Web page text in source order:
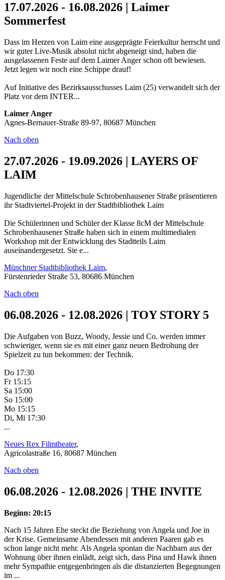
17.07.2026 - 16.08.2026 | Laimer
Sommerfest
Dass im Herzen von Laim eine ausgeprägte Feierkultur herrscht und
wir guter Live-Musik absolut nicht abgeneigt sind, haben die
ausgelassenen Feste auf dem Laimer Anger schon oft bewiesen.
Jetzt legen wir noch eine Schippe drauf!
Auf Initiative des Bezirksausschusses Laim (25) verwandelt sich der
Platz vor dem INTER...
Laimer Anger
Agnes-Bernauer-Straße 89-97, 80687 München
Nach oben
27.07.2026 - 19.09.2026 | LAYERS OF
LAIM
Jugendliche der Mittelschule Schrobenhausener Straße präsentieren
ihr Stadtviertel-Projekt in der Stadtbibliothek Laim
Die Schülerinnen und Schüler der Klasse 8cM der Mittelschule
Schrobenhausener Straße haben sich in einem multimedialen
Workshop mit der Entwicklung des Stadtteils Laim
auseinandergesetzt. Sie e...
Münchner Stadtbibliothek Laim,
Fürstenrieder Straße 53, 80686 München
Nach oben
06.08.2026 - 12.08.2026 | TOY STORY 5
Die Aufgaben von Buzz, Woody, Jessie und Co. werden immer
schwieriger, wenn sie es mit einer ganz neuen Bedrohung der
Spielzeit zu tun bekommen: der Technik.
Do 17:30
Fr 15:15
Sa 15:00
So 15:00
Mo 15:15
Di, Mi 17:30
...
Neues Rex Filmtheater,
Agricolastraße 16, 80687 München
Nach oben
06.08.2026 - 12.08.2026 | THE INVITE
Beginn: 20:15
Nach 15 Jahren Ehe steckt die Beziehung von Angela und Joe in
der Krise. Gemeinsame Abendessen mit anderen Paaren gab es
schon lange nicht mehr. Als Angela spontan die Nachbarn aus der
Wohnung über ihnen einlädt, zeigt sich, dass Pina und Hawk ihnen
mehr Sympathie entgegenbringen als die distanzierten Begegnungen
im ...